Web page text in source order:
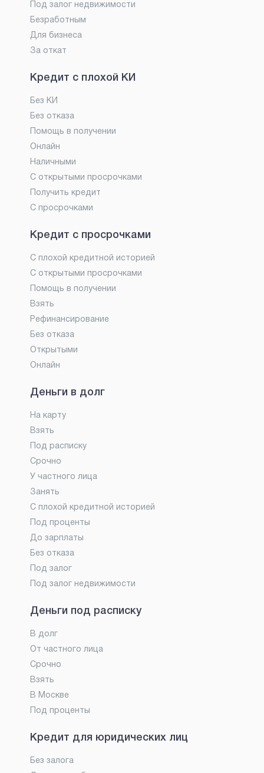
Под залог недвижимости
Безработным
Для бизнеса
За откат
Кредит с плохой КИ
Без КИ
Без отказа
Помощь в получении
Онлайн
Наличными
С открытыми просрочками
Получить кредит
С просрочками
Кредит с просрочками
С плохой кредитной историей
С открытыми просрочками
Помощь в получении
Взять
Рефинансирование
Без отказа
Открытыми
Онлайн
Деньги в долг
На карту
Взять
Под расписку
Срочно
У частного лица
Занять
С плохой кредитной историей
Под проценты
До зарплаты
Без отказа
Под залог
Под залог недвижимости
Деньги под расписку
В долг
От частного лица
Срочно
Взять
В Москве
Под проценты
Кредит для юридических лиц
Без залога